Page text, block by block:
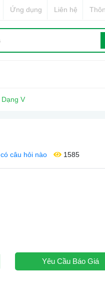
Ứng dụng Liên hệ
Dạng V
câu hỏi nào 1585
Yêu Cầu Báo Giá